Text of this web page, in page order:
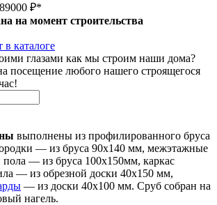
₽*
на момент строительства
в каталоге
глазами как мы строим наши дома?
посещение любого нашего строящегося
выполнены из профилированного бруса
— из бруса 90х140 мм, межэтажные
пола — из бруса 100х150мм, каркас
— из обрезной доски 40х150 мм,
— из доски 40х100 мм. Сруб собран на
нагель.